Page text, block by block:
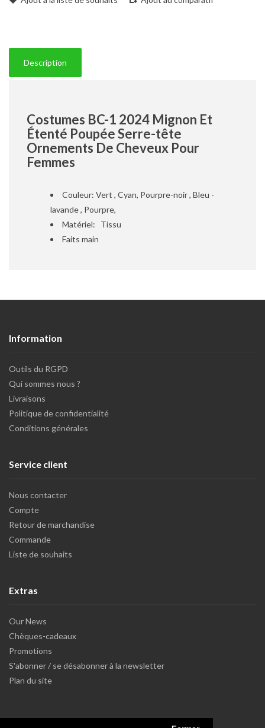
Description
Costumes BC-1 2024 Mignon Et
Étenté Poupée Serre-tête
Ornements De Cheveux Pour
Femmes
Couleur: Vert , Cyan, Pourpre-noir , Bleu -
lavande , Pourpre,
Matériel: Tissu
Faits main
Information
Outils du RGPD
Qui sommes nous ?
Livraisons
Politique de confidentialité
Conditions générales
Service client
Nous contacter
Compte
Retour de marchandise
Commande
Liste de souhaits
Extras
Our News
Chèques-cadeaux
Promotions
S'abonner / se désabonner à la newsletter
Plan du site